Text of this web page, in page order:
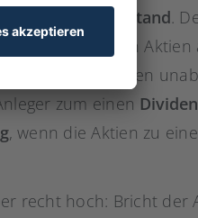
historischen Tiefstand.
Anleger nutzen Aktien
können
zum einen
, wenn die Aktien zu
recht hoch: Bricht der